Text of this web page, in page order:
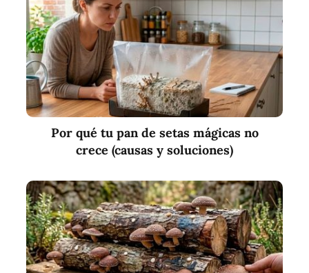
Por qué tu pan de setas mágicas no
crece (causas y soluciones)